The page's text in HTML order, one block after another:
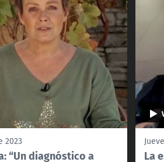
2023
“Un diagnóstico a
La